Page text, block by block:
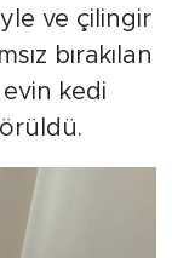
ve çilingir
bırakılan
evin kedi